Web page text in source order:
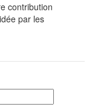
contribution
par les